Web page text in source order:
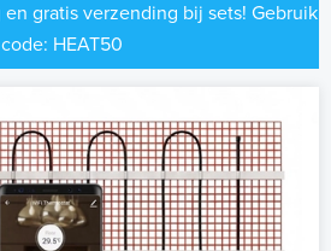
gratis verzending bij sets! Gebruik
code: HEAT50